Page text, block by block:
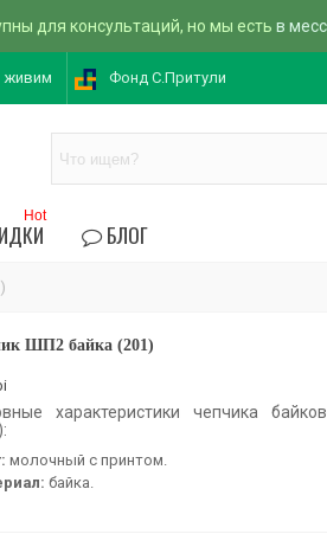
для консультаций, но мы есть в
живим Фонд С.Притули
Hot
БЛОГ
ШП2 байка (201)
характеристики чепчика
молочный с принтом.
байка.